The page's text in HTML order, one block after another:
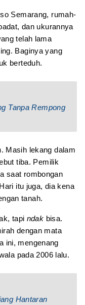
Semarang, rumah-
dan ukurannya
telah lama
Baginya yang
berteduh.
Tanpa Rempong
Masih lekang dalam
tiba. Pemilik
saat rombongan
itu juga, dia kena
tanah.
tapi ndak bisa.
dengan mata
ini, mengenang
pada 2006 lalu.
Hantaran